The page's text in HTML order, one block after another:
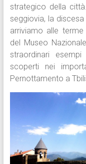
strategico della
seggiovia, la
arriviamo alle
del Museo
straordinari
scoperti nei
Pernottamento a